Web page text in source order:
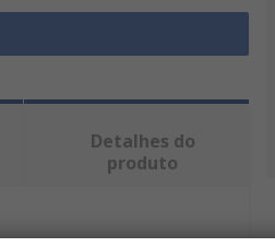
Detalhes do
produto